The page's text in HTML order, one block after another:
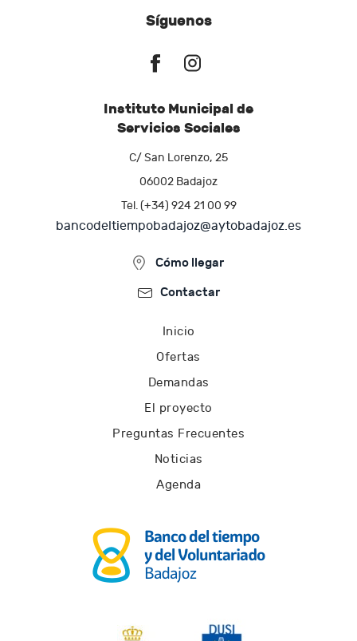
Síguenos
Instituto Municipal de
Servicios Sociales
C/ San Lorenzo, 25
06002 Badajoz
Tel. (+34) 924 21 00 99
bancodeltiempobadajoz@aytobadajoz.es
Cómo llegar
Contactar
Inicio
Ofertas
Demandas
El proyecto
Preguntas Frecuentes
Noticias
Agenda